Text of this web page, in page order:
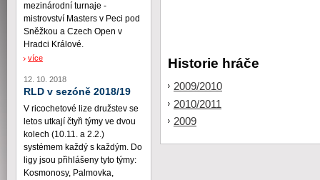
Historie hráče
2009/2010
2010/2011
2009
mezinárodní turnaje -
mistrovství Masters v Peci pod
Sněžkou a Czech Open v
Hradci Králové.
více
12. 10. 2018
RLD v sezóně 2018/19
V ricochetové lize družstev se
letos utkají čtyři týmy ve dvou
kolech (10.11. a 2.2.)
systémem každý s každým. Do
ligy jsou přihlášeny tyto týmy:
Kosmonosy, Palmovka,